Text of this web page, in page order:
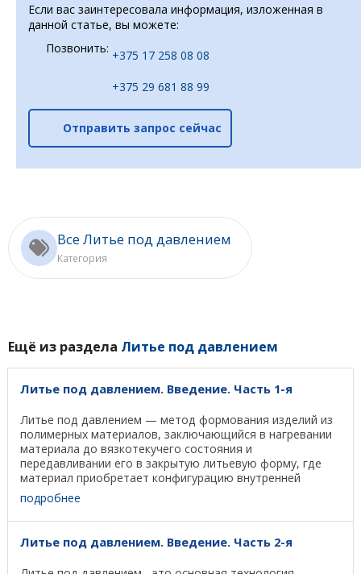
Если вас заинтересовала информация, изложенная в
данной статье, вы можете:
Позвонить:
+375 17 258 08 08
+375 29 681 88 99
Отправить запрос сейчас
Все Литье под давлением
Категория
Ещё из раздела Литье под давлением
Литье под давлением. Введение. Часть 1-я
Литье под давлением — метод формования изделий из
полимерных материалов, заключающийся в нагревании
материала до вязкотекучего состояния и
передавливании его в закрытую литьевую форму, где
материал приобретает конфигурацию внутренней
полости ...
подробнее
Литье под давлением. Введение. Часть 2-я